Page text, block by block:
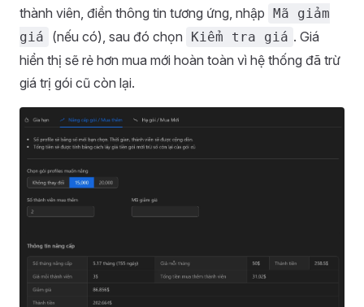
thành viên, điền thông tin tương ứng, nhập
Mã giảm
giá
(nếu có), sau đó chọn Kiểm tra giá . Giá
hiển thị sẽ rẻ hơn mua mới hoàn toàn vì hệ thống đã trừ
giá trị gói cũ còn lại.